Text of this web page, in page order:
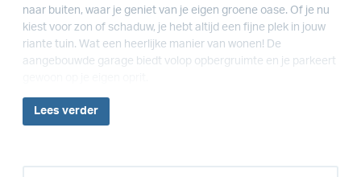
naar buiten, waar je geniet van je eigen groene oase. Of je nu
kiest voor zon of schaduw, je hebt altijd een fijne plek in jouw
riante tuin. Wat een heerlijke manier van wonen! De
aangebouwde garage biedt volop opbergruimte en je parkeert
Lees verder